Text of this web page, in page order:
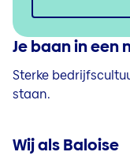
Je baan in een
Sterke
staan.
Wij als Baloise